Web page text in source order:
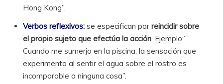
Hong Kong”.
Verbos reflexivos: se especifican porreincidir sobre
el propio sujeto que efectúa la acción. Ejemplo:”
Cuando me sumerjo en la piscina, la sensación que
experimento al sentir el agua sobre el rostro es
incomparable a ninguna cosa”.